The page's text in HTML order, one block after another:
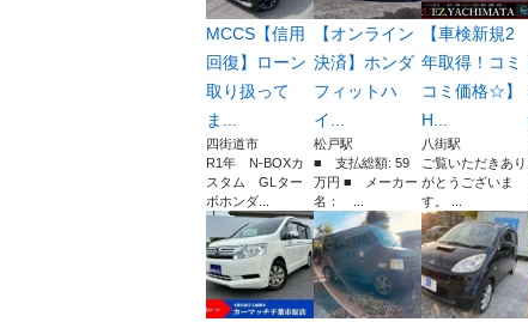
MCCS【信用
回復】ローン
取り扱って
ま...
四街道市
R1年 N-BOXカ
スタム GLター
ボホンダ...
【オンライン
決済】ホンダ
フィットハ
イ...
松戸駅
■ 支払総額: 59
万円 ■ メーカー
名： ...
【車検新規2
年取得！コミ
コミ価格☆】
H...
八街駅
ご覧いただきあり
がとうございま
す。 ...